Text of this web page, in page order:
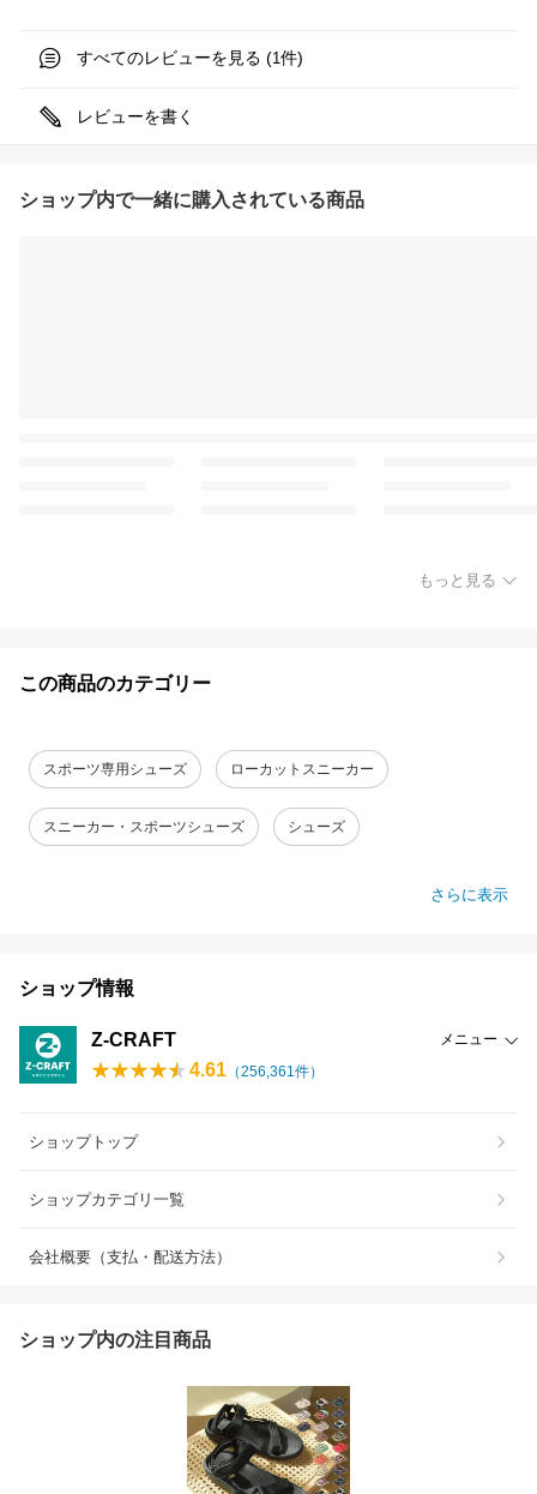
すべてのレビューを見る (1件)
レビューを書く
ショップ内で一緒に購入されている商品
もっと見る
この商品のカテゴリー
スポーツ専用シューズ ローカットスニーカー
スニーカー・スポーツシューズ シューズ
さらに表示
ショップ情報
Z-CRAFT メニュー
4.61 （256,361件）
ショップトップ
ショップカテゴリ一覧
会社概要（支払・配送方法）
ショップ内の注目商品